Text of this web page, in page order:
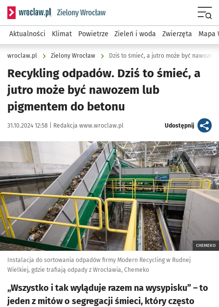
Serwis informacyjny wroclaw.pl podserwis: Środowisko we
Aktualności Klimat Powietrze Zieleń i woda Zwierzęta Mapa
wroclaw.pl Zielony Wrocław Dziś to śmieć, a jutro może być
Recykling odpadów. Dziś to śmieć, a
jutro może być nawozem lub
pigmentem do betonu
Data publikacji:
31.10.2024 12:58 | Autor:
Redakcja www.wroclaw.pl Udostępnijartykuł
Kliknij, aby powiększyć
CHEMEKO
Instalacja do sortowania odpadów firmy Modern Recycling w Rudnej
Wielkiej, gdzie trafiają odpady z Wrocławia, Chemeko
„Wszystko i tak wyląduje razem na wysypisku” – to
jeden z mitów o segregacji śmieci, który często